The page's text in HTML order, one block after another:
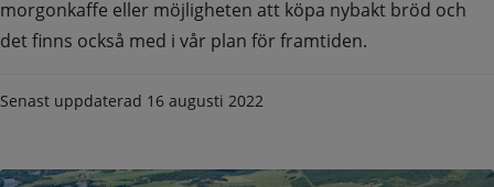
morgonkaffe eller möjligheten att köpa nybakt bröd och
det finns också med i vår plan för framtiden.
Senast uppdaterad 16 augusti 2022